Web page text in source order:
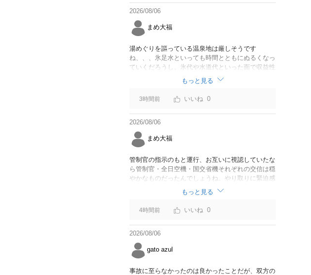
2026/08/06
まめ大福
湯めぐりを謳っている温泉地は厳しそうです
ね、、、氷足水といっても時間とともにぬるくなっ
ていくだろうし、氷代や水道代といった面で収益性
に課題を感じるが、非常に興味深い試みです
もっと見る
3時間前 0
2026/08/06
まめ大福
管制官の指示のもと運行、お互いに視認していたな
ら管制官・全日空機・国交省機それぞれの交信は穏
やかなものだったんでしょうね。やり取りに緊迫感
がなかったのならば今回の判断は正しいと思いま
もっと見る
4時間前 0
2026/08/06
gato azul
事故に至らなかったのは良かったことだが、双方の